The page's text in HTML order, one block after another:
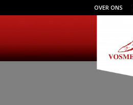
OVER ONS